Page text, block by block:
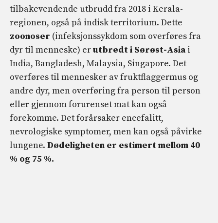
tilbakevendende utbrudd fra 2018 i Kerala-
regionen, også på indisk territorium. Dette
zoonoser (infeksjonssykdom som overføres fra
dyr til menneske) erutbredt i Sørøst-Asia i
India, Bangladesh, Malaysia, Singapore. Det
overføres til mennesker av fruktflaggermus og
andre dyr, men overføring fra person til person
eller gjennom forurenset mat kan også
forekomme. Det forårsaker encefalitt,
nevrologiske symptomer, men kan også påvirke
lungene. Dødeligheten er estimert mellom 40
% og 75 %.